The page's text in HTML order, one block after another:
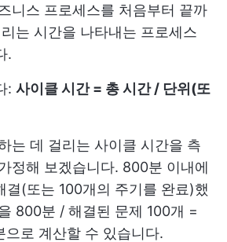
니스 프로세스를 처음부터 끝까
는 시간을 나타내는 프로세스
.
: 사이클 시간 = 총 시간 / 단위(또
는 데 걸리는 사이클 시간을 측
정해 보겠습니다. 800분 이내에
결(또는 100개의 주기를 완료)했
800분 / 해결된 문제 100개 =
으로 계산할 수 있습니다.